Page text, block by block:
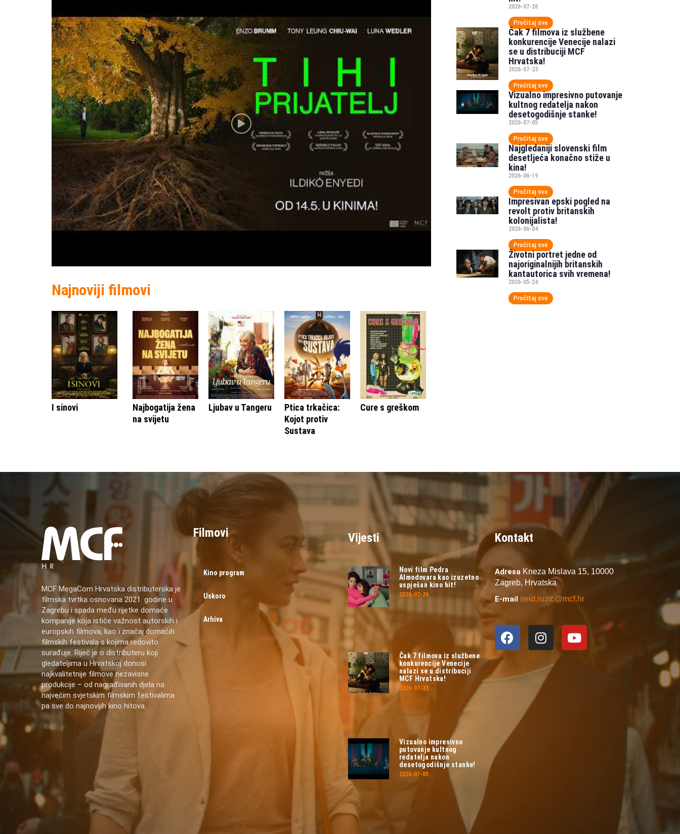
Najnoviji filmovi
I sinovi
Najbogatija žena
na svijetu
Ljubav u Tangeru
Ptica trkačica:
Kojot protiv
Sustava
Cure s greškom
2026-07-26
Pročitaj sve
Čak 7 filmova iz službene
konkurencije Venecije nalazi
se u distribuciji MCF
Hrvatska!
2026-07-23
Pročitaj sve
Vizualno impresivno putovanje
kultnog redatelja nakon
desetogodišnje stanke!
2026-07-05
Pročitaj sve
Najgledaniji slovenski film
desetljeća konačno stiže u
kina!
2026-06-19
Pročitaj sve
Impresivan epski pogled na
revolt protiv britanskih
kolonijalista!
2026-06-04
Pročitaj sve
Životni portret jedne od
najoriginalnijih britanskih
kantautorica svih vremena!
2026-05-24
Pročitaj sve
MCF MegaCom Hrvatska distributerska je
filmska tvrtka osnovana 2021. godine u
Zagrebu i spada među rijetke domaće
kompanije koja ističe važnost autorskih i
europskih filmova, kao i značaj domaćih
filmskih festivala s kojima redovito
surađuje. Riječ je o distributeru koji
gledateljima u Hrvatskoj donosi
najkvalitetnije filmove nezavisne
produkcije – od nagrađivanih djela na
najvećim svjetskim filmskim festivalima
pa sve do najnovijih kino hitova.
Filmovi
Kino program
Uskoro
Arhiva
Vijesti
Novi film Pedra
Almodovara kao izuzetno
uspješan kino hit!
2026-07-26
Čak 7 filmova iz službene
konkurencije Venecije
nalazi se u distribuciji
MCF Hrvatska!
2026-07-23
Vizualno impresivno
putovanje kultnog
redatelja nakon
desetogodišnje stanke!
2026-07-05
Kontakt
Adresa Kneza Mislava 15, 10000
Zagreb, Hrvatska
E-mail seid.ruzic@mcf.hr